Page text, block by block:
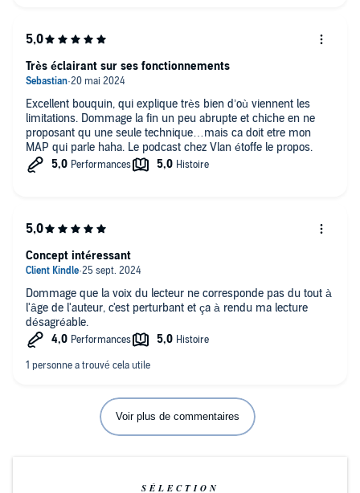
Excellent bouquin, qui explique très bien d’où viennent les
limitations. Dommage la fin un peu abrupte et chiche en ne
proposant qu une seule technique…mais ca doit etre mon
MAP qui parle haha. Le podcast chez Vlan étoffe le propos.
Très éclairant sur ses fonctionnements
Dommage que la voix du lecteur ne corresponde pas du tout à
l'âge de l'auteur, c'est perturbant et ça à rendu ma lecture
désagréable.
Concept intéressant
Voir plus de commentaires
SÉLECTION